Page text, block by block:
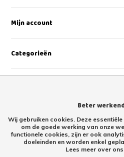
Mijn account
Categorieën
Beter
Wij gebruiken cookies. Deze
om de goede werking van onze
functionele cookies, zijn er ook
doeleinden en worden enkel
Lees meer over